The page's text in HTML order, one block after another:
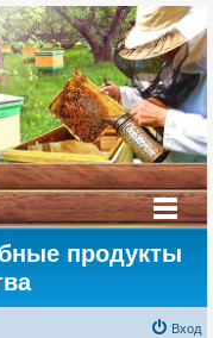
продукты
Вход